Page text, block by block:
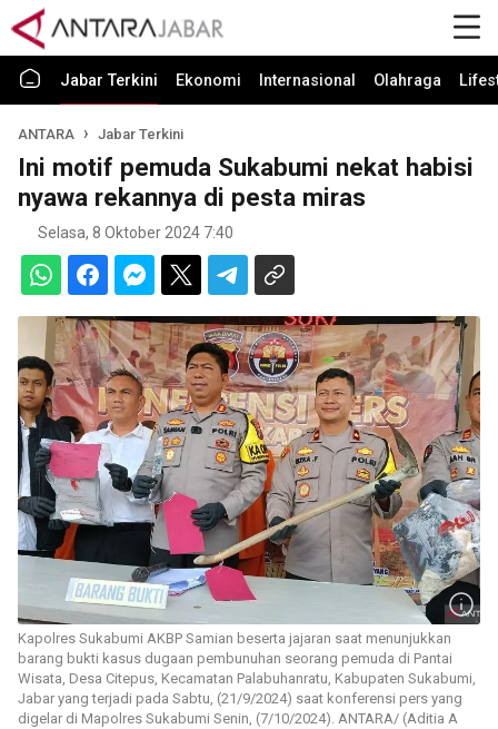
Jabar Terkini Ekonomi Internasional Olahraga
ANTARA Jabar Terkini
Ini motif pemuda Sukabumi nekat habisi
nyawa rekannya di pesta miras
Selasa, 8 Oktober 2024 7:40
Kapolres Sukabumi AKBP Samian beserta jajaran saat menunjukkan
barang bukti kasus dugaan pembunuhan seorang pemuda di Pantai
Wisata, Desa Citepus, Kecamatan Palabuhanratu, Kabupaten Sukabumi,
Jabar yang terjadi pada Sabtu, (21/9/2024) saat konferensi pers yang
digelar di Mapolres Sukabumi Senin, (7/10/2024). ANTARA/ (Aditia A